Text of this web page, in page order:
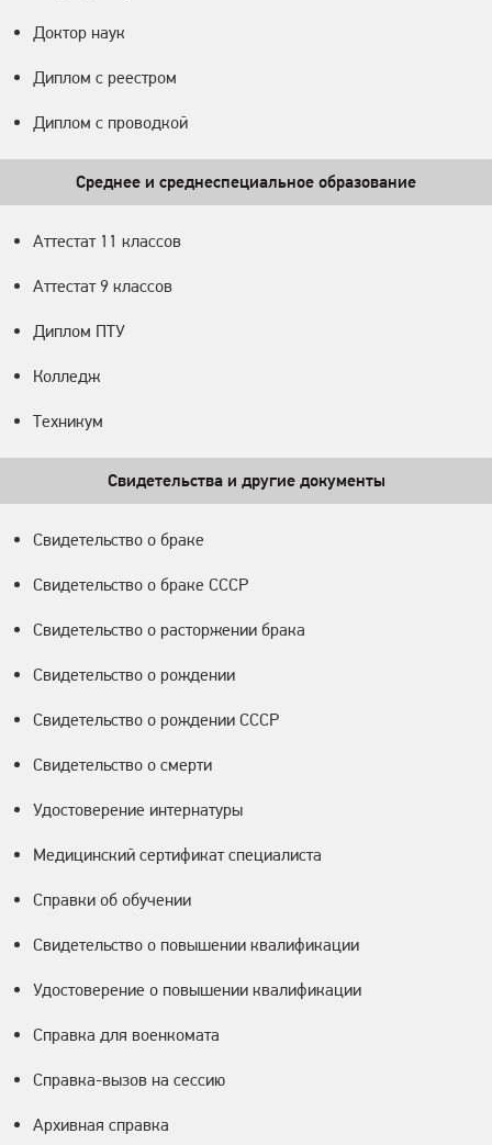
Доктор наук
Диплом с реестром
Диплом с проводкой
Среднее и среднеспециальное образование
Аттестат 11 классов
Аттестат 9 классов
Диплом ПТУ
Колледж
Техникум
Свидетельства и другие документы
Свидетельство о браке
Свидетельство о браке СССР
Свидетельство о расторжении брака
Свидетельство о рождении
Свидетельство о рождении СССР
Свидетельство о смерти
Удостоверение интернатуры
Медицинский сертификат специалиста
Справки об обучении
Свидетельство о повышении квалификации
Удостоверение о повышении квалификации
Справка для военкомата
Справка-вызов на сессию
Архивная справка